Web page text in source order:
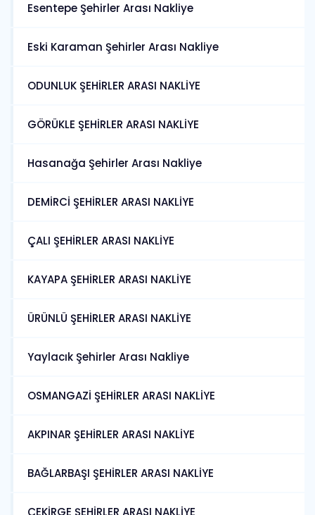
Esentepe Şehirler Arası Nakliye
Eski Karaman Şehirler Arası Nakliye
ODUNLUK ŞEHİRLER ARASI NAKLİYE
GÖRÜKLE ŞEHİRLER ARASI NAKLİYE
Hasanağa Şehirler Arası Nakliye
DEMİRCİ ŞEHİRLER ARASI NAKLİYE
ÇALI ŞEHİRLER ARASI NAKLİYE
KAYAPA ŞEHİRLER ARASI NAKLİYE
ÜRÜNLÜ ŞEHİRLER ARASI NAKLİYE
Yaylacık Şehirler Arası Nakliye
OSMANGAZİ ŞEHİRLER ARASI NAKLİYE
AKPINAR ŞEHİRLER ARASI NAKLİYE
BAĞLARBAŞI ŞEHİRLER ARASI NAKLİYE